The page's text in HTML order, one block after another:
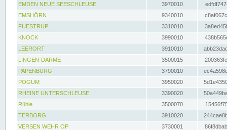
EMDEN NEUE SEESCHLEUSE
3970010
EMSHÖRN
9340010
FUESTRUP
3310010
KNOCK
3990010
LEERORT
3910010
LINGEN-DARME
3500015
PAPENBURG
3790010
POGUM
3950020
RHEINE UNTERSCHLEUSE
3390020
Rühle
3500070
TERBORG
3910020
VERSEN WEHR OP
3730001